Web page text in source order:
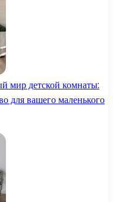
мир детской комнаты:
для вашего маленького